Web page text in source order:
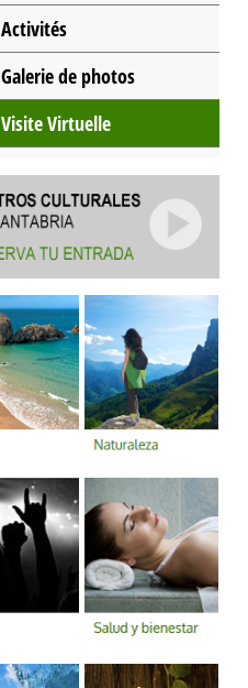
Activités
Galerie de photos
Visite Virtuelle